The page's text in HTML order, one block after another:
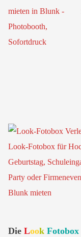
Die Look Fotobox